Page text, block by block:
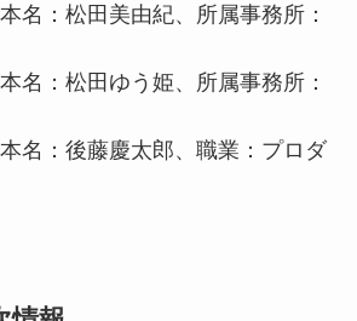
名：松田美由紀、所属事務所：
名：松田ゆう姫、所属事務所：
名：後藤慶太郎、職業：プロダ